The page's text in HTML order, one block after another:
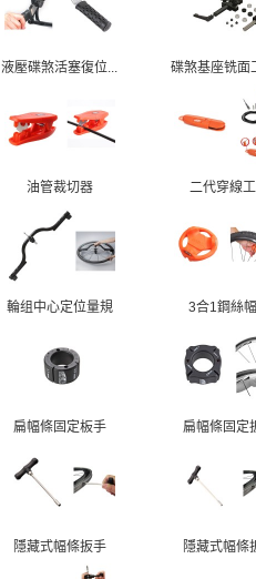
液壓碟煞活塞復位... 碟煞基座铣面
油管裁切器 二代穿線
輪组中心定位量規 3合1鋼絲
扁幅條固定板手 扁幅條固定
隱藏式幅條扳手 隱藏式幅條